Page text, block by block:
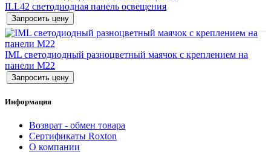
ILL42 светодиодная панель освещения
Запросить цену
IML светодиодный разноцветный маячок с креплением на
панели M22
Запросить цену
Информация
Возврат - обмен товара
Сертификаты Roxton
О компании